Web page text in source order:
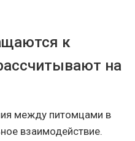
к
на
между питомцами в
взаимодействие.